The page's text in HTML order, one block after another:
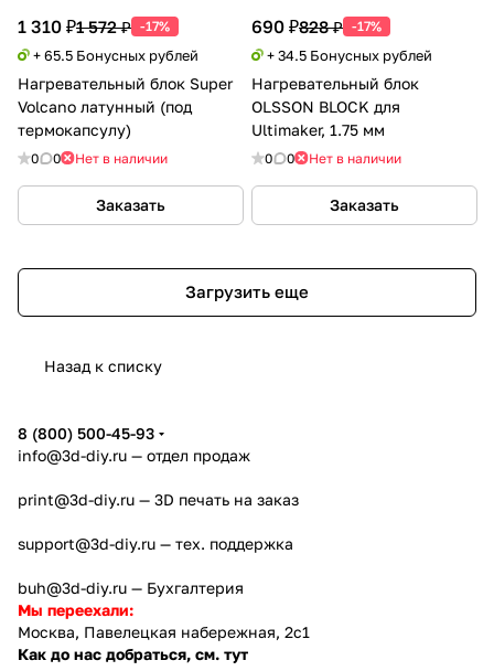
1 310 ₽1 572 ₽ -17%
+ 65.5 Бонусных рублей
Нагревательный блок Super
Volcano латунный (под
термокапсулу)
0 0 Нет в наличии
Заказать
690 ₽828 ₽ -17%
+ 34.5 Бонусных рублей
Нагревательный блок
OLSSON BLOCK для
Ultimaker, 1.75 мм
0 0 Нет в наличии
Заказать
Загрузить еще
Назад к списку
8 (800) 500-45-93
info@3d-diy.ru — отдел продаж
print@3d-diy.ru — 3D печать на заказ
support@3d-diy.ru — тех. поддержка
buh@3d-diy.ru — Бухгалтерия
Мы переехали:
Москва, Павелецкая набережная, 2с1
Как до нас добраться, см. тут